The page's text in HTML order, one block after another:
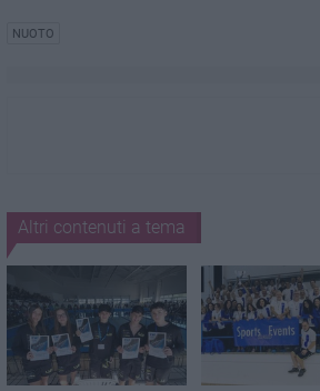
NUOTO
Altri contenuti a tema